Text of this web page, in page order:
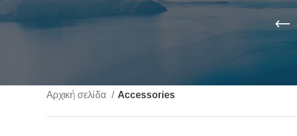
Αρχική σελίδα Accessories